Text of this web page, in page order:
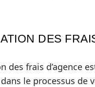
DES
des frais d’agence
le processus de